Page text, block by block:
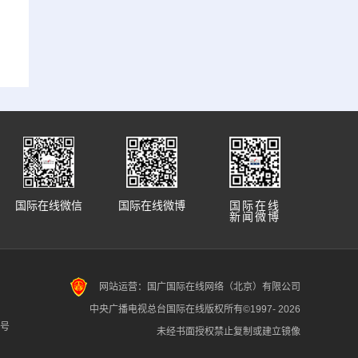
国际在线
新闻微博
国际在线微博
国际在线微信
网站运营：国广国际在线网络（北京）有限公司
中央广播电视总台国际在线版权所有©1997- 2026
未经书面授权禁止复制或建立镜像